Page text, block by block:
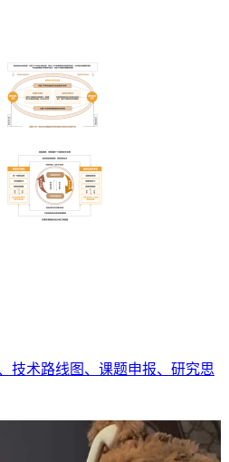
技术路线图、课题申报、研究思